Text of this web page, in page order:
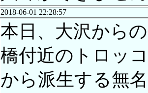
2018-06-01 22:28:57
本日、大沢から
橋付近のトロッ
から派生する無